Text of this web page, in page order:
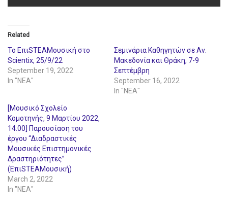
Related
Το ΕπιSTEAMουσική στο
Scientix, 25/9/22
September 19, 2022
In "ΝΕΑ"
Σεμινάρια Καθηγητών σε Αν.
Μακεδονία και Θράκη, 7-9
Σεπτέμβρη
September 16, 2022
In "ΝΕΑ"
[Μουσικό Σχολείο
Κομοτηνής, 9 Μαρτίου 2022,
14.00] Παρουσίαση του
έργου “Διαδραστικές
Μουσικές Επιστημονικές
Δραστηριότητες”
(ΕπιSTEAMουσική)
March 2, 2022
In "ΝΕΑ"